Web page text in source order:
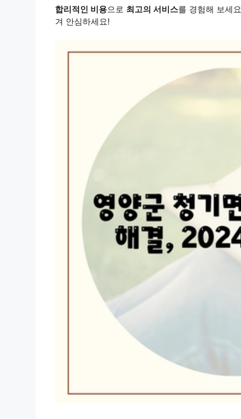
합리적인 비용으로 최고의 서비스를 경험해 보세
겨 안심하세요!